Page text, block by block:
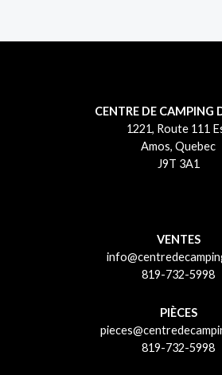
CENTRE DE CAMPING
1221, Route 111
Amos, Quebec
J9T 3A1
VENTES
819-732-5998
PIÈCES
819-732-5998